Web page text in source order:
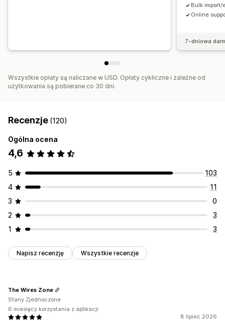
Bulk import/
Online
7-dniowa
Wszystkie opłaty są naliczane w USD. Opłaty cykliczne i zależne od
użytkowania są pobierane co 30 dni.
Recenzje (120)
Ogólna ocena
4,6
5
103
4
11
3
0
2
3
1
3
Napisz recenzję Wszystkie recenzje
8 lipiec 2026
The Wires Zone
Stany Zjednoczone
6 miesięcy korzystania z aplikacji